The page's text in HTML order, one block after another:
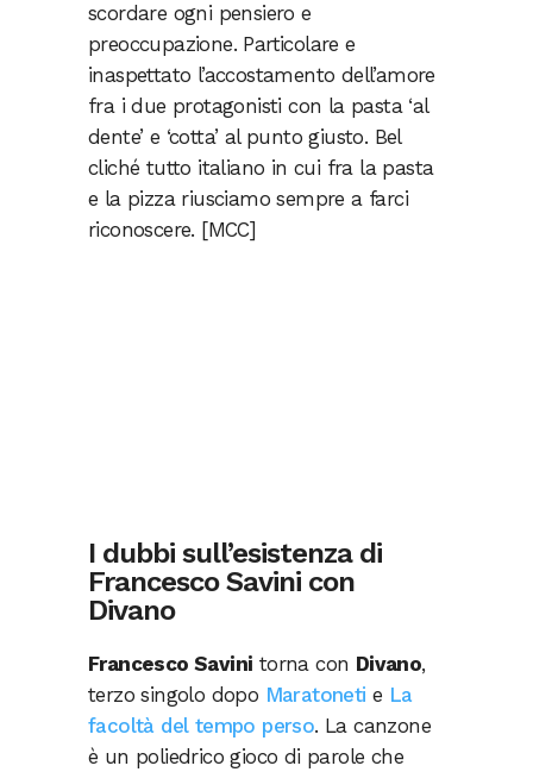
scordare ogni pensiero e
preoccupazione. Particolare e
inaspettato l’accostamento dell’amore
fra i due protagonisti con la pasta ‘al
dente’ e ‘cotta’ al punto giusto. Bel
cliché tutto italiano in cui fra la pasta
e la pizza riusciamo sempre a farci
riconoscere. [MCC]
I dubbi sull’esistenza di
Francesco Savini con
Divano
Francesco Savini torna con Divano,
terzo singolo dopo Maratoneti e La
facoltà del tempo perso. La canzone
è un poliedrico gioco di parole che